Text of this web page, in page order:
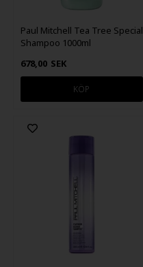
Paul Mitchell Tea Tree Special
Shampoo 1000ml
678,00 SEK